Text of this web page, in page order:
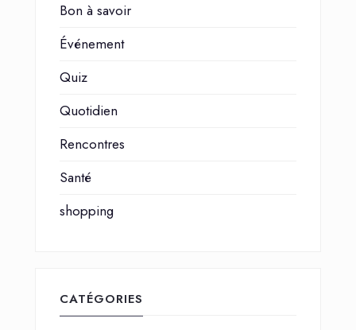
Bon à savoir
Événement
Quiz
Quotidien
Rencontres
Santé
shopping
CATÉGORIES